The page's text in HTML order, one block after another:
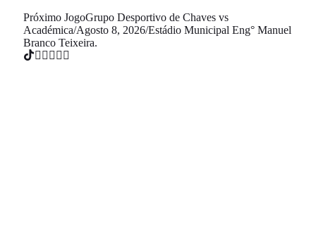
Próximo JogoGrupo Desportivo de Chaves vs
Académica/Agosto 8, 2026/Estádio Municipal Eng° Manuel
Branco Teixeira.